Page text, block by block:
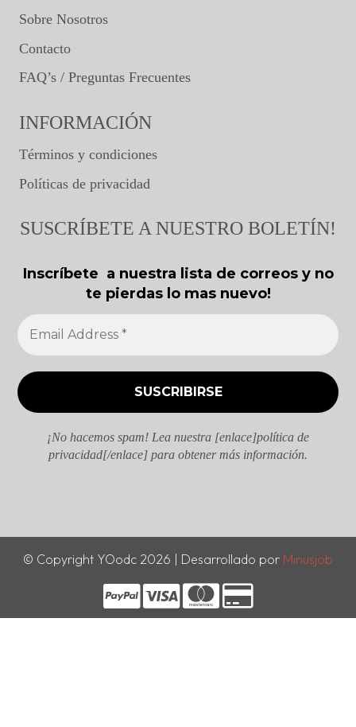
Sobre Nosotros
Contacto
FAQ’s / Preguntas Frecuentes
INFORMACIÓN
Términos y condiciones
Políticas de privacidad
SUSCRÍBETE A NUESTRO BOLETÍN!
Inscríbete a nuestra lista de correos y no
te pierdas lo mas nuevo!
¡No hacemos spam! Lea nuestra [enlace]política de
privacidad[/enlace] para obtener más información.
© Copyright YOodc 2026 | Desarrollado por Minusjob